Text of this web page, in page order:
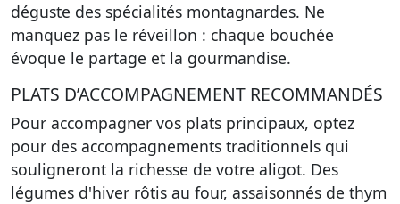
déguste des spécialités montagnardes. Ne
manquez pas le réveillon : chaque bouchée
évoque le partage et la gourmandise.
PLATS D’ACCOMPAGNEMENT RECOMMANDÉS
Pour accompagner vos plats principaux, optez
pour des accompagnements traditionnels qui
souligneront la richesse de votre aligot. Des
légumes d'hiver rôtis au four, assaisonnés de thym